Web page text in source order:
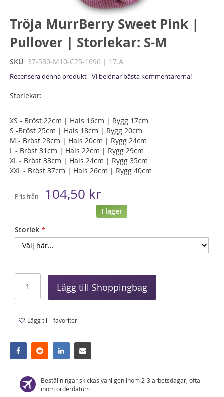
Beställningar skickas vanligen inom 2-3 arbetsdagar, ofta
inom orderdatum
Tröja MurrBerry Sweet Pink |
Pullover | Storlekar: S-M
SKU 37-580-M10-C25-1696 | 17.A
Recensera denna produkt - Vi belönar bästa kommentarerna!
Storlekar:
XS - Bröst 22cm | Hals 16cm | Rygg 17cm
S -Bröst 25cm | Hals 18cm | Rygg 20cm
M - Bröst 28cm | Hals 20cm | Rygg 24cm
L - Bröst 31cm | Hals 22cm | Rygg 29cm
XL - Bröst 33cm | Hals 24cm | Rygg 35cm
XXL - Bröst 37cm | Hals 26cm | Rygg 40cm
Pris från 104,50 kr
I lager
Storlek
Lägg till Shoppingbag
Lägg till i favoriter
Hoppa
till
början
av
bildgalleriet